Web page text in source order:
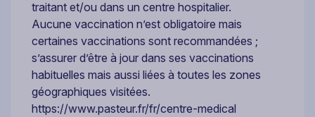
traitant et/ou dans un centre hospitalier.
Aucune vaccination n’est obligatoire mais
certaines vaccinations sont recommandées ;
s’assurer d’être à jour dans ses vaccinations
habituelles mais aussi liées à toutes les zones
géographiques visitées.
https://www.pasteur.fr/fr/centre-medical